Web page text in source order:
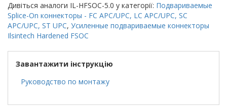
Дивіться аналоги IL-HFSOC-5.0 у категорії: Подвариваемые
Splice-On коннекторы - FC APC/UPC, LC APC/UPC, SC
APC/UPC, ST UPC, Усиленные подвариваемые коннекторы
Ilsintech Hardened FSOC
Завантажити інструкцію
Руководство по монтажу